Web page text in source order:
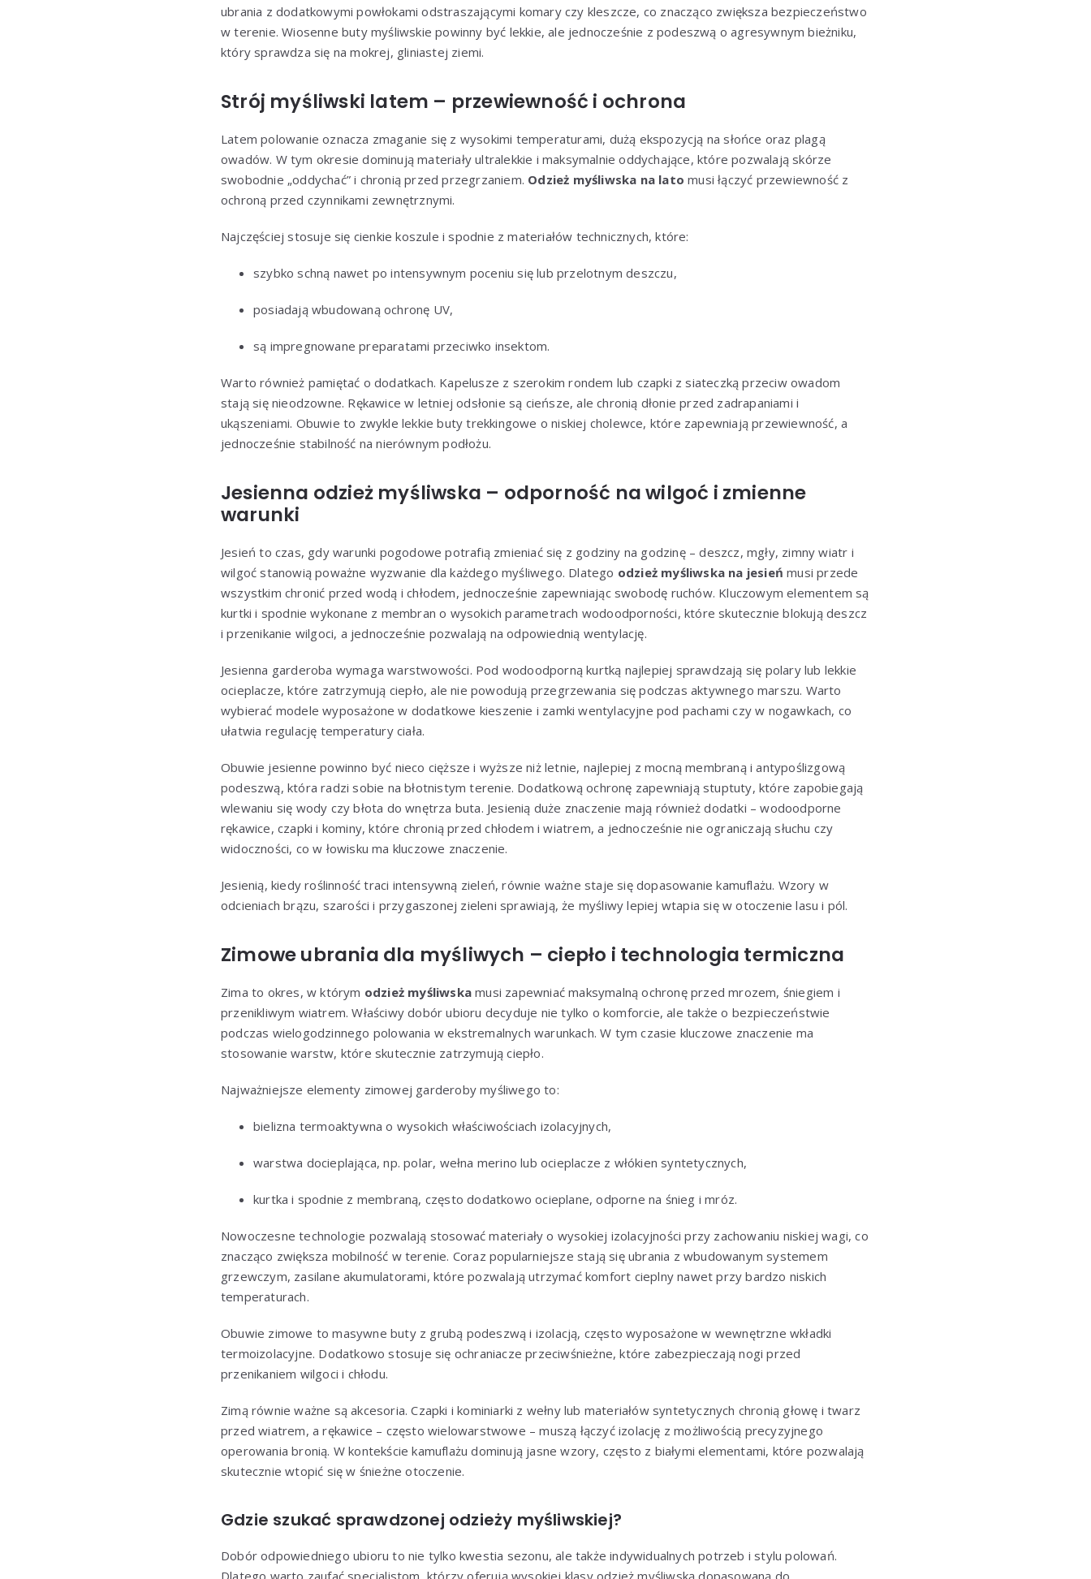
ubrania z dodatkowymi powłokami odstraszającymi komary czy kleszcze, co znacząco zwiększa bezpieczeństwo
w terenie. Wiosenne buty myśliwskie powinny być lekkie, ale jednocześnie z podeszwą o agresywnym bieżniku,
który sprawdza się na mokrej, gliniastej ziemi.
Strój myśliwski latem – przewiewność i ochrona
Latem polowanie oznacza zmaganie się z wysokimi temperaturami, dużą ekspozycją na słońce oraz plagą
owadów. W tym okresie dominują materiały ultralekkie i maksymalnie oddychające, które pozwalają skórze
swobodnie „oddychać” i chronią przed przegrzaniem. Odzież myśliwska na lato musi łączyć przewiewność z
ochroną przed czynnikami zewnętrznymi.
Najczęściej stosuje się cienkie koszule i spodnie z materiałów technicznych, które:
szybko schną nawet po intensywnym poceniu się lub przelotnym deszczu,
posiadają wbudowaną ochronę UV,
są impregnowane preparatami przeciwko insektom.
Warto również pamiętać o dodatkach. Kapelusze z szerokim rondem lub czapki z siateczką przeciw owadom
stają się nieodzowne. Rękawice w letniej odsłonie są cieńsze, ale chronią dłonie przed zadrapaniami i
ukąszeniami. Obuwie to zwykle lekkie buty trekkingowe o niskiej cholewce, które zapewniają przewiewność, a
jednocześnie stabilność na nierównym podłożu.
Jesienna odzież myśliwska – odporność na wilgoć i zmienne
warunki
Jesień to czas, gdy warunki pogodowe potrafią zmieniać się z godziny na godzinę – deszcz, mgły, zimny wiatr i
wilgoć stanowią poważne wyzwanie dla każdego myśliwego. Dlatego odzież myśliwska na jesień musi przede
wszystkim chronić przed wodą i chłodem, jednocześnie zapewniając swobodę ruchów. Kluczowym elementem są
kurtki i spodnie wykonane z membran o wysokich parametrach wodoodporności, które skutecznie blokują deszcz
i przenikanie wilgoci, a jednocześnie pozwalają na odpowiednią wentylację.
Jesienna garderoba wymaga warstwowości. Pod wodoodporną kurtką najlepiej sprawdzają się polary lub lekkie
ocieplacze, które zatrzymują ciepło, ale nie powodują przegrzewania się podczas aktywnego marszu. Warto
wybierać modele wyposażone w dodatkowe kieszenie i zamki wentylacyjne pod pachami czy w nogawkach, co
ułatwia regulację temperatury ciała.
Obuwie jesienne powinno być nieco cięższe i wyższe niż letnie, najlepiej z mocną membraną i antypoślizgową
podeszwą, która radzi sobie na błotnistym terenie. Dodatkową ochronę zapewniają stuptuty, które zapobiegają
wlewaniu się wody czy błota do wnętrza buta. Jesienią duże znaczenie mają również dodatki – wodoodporne
rękawice, czapki i kominy, które chronią przed chłodem i wiatrem, a jednocześnie nie ograniczają słuchu czy
widoczności, co w łowisku ma kluczowe znaczenie.
Jesienią, kiedy roślinność traci intensywną zieleń, równie ważne staje się dopasowanie kamuflażu. Wzory w
odcieniach brązu, szarości i przygaszonej zieleni sprawiają, że myśliwy lepiej wtapia się w otoczenie lasu i pól.
Zimowe ubrania dla myśliwych – ciepło i technologia termiczna
Zima to okres, w którym odzież myśliwska musi zapewniać maksymalną ochronę przed mrozem, śniegiem i
przenikliwym wiatrem. Właściwy dobór ubioru decyduje nie tylko o komforcie, ale także o bezpieczeństwie
podczas wielogodzinnego polowania w ekstremalnych warunkach. W tym czasie kluczowe znaczenie ma
stosowanie warstw, które skutecznie zatrzymują ciepło.
Najważniejsze elementy zimowej garderoby myśliwego to:
bielizna termoaktywna o wysokich właściwościach izolacyjnych,
warstwa docieplająca, np. polar, wełna merino lub ocieplacze z włókien syntetycznych,
kurtka i spodnie z membraną, często dodatkowo ocieplane, odporne na śnieg i mróz.
Nowoczesne technologie pozwalają stosować materiały o wysokiej izolacyjności przy zachowaniu niskiej wagi, co
znacząco zwiększa mobilność w terenie. Coraz popularniejsze stają się ubrania z wbudowanym systemem
grzewczym, zasilane akumulatorami, które pozwalają utrzymać komfort cieplny nawet przy bardzo niskich
temperaturach.
Obuwie zimowe to masywne buty z grubą podeszwą i izolacją, często wyposażone w wewnętrzne wkładki
termoizolacyjne. Dodatkowo stosuje się ochraniacze przeciwśnieżne, które zabezpieczają nogi przed
przenikaniem wilgoci i chłodu.
Zimą równie ważne są akcesoria. Czapki i kominiarki z wełny lub materiałów syntetycznych chronią głowę i twarz
przed wiatrem, a rękawice – często wielowarstwowe – muszą łączyć izolację z możliwością precyzyjnego
operowania bronią. W kontekście kamuflażu dominują jasne wzory, często z białymi elementami, które pozwalają
skutecznie wtopić się w śnieżne otoczenie.
Gdzie szukać sprawdzonej odzieży myśliwskiej?
Dobór odpowiedniego ubioru to nie tylko kwestia sezonu, ale także indywidualnych potrzeb i stylu polowań.
Dlatego warto zaufać specjalistom, którzy oferują wysokiej klasy odzież myśliwską dopasowaną do